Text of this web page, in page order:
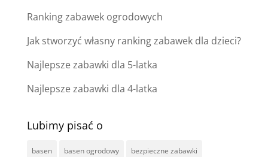
Ranking zabawek ogrodowych
Jak stworzyć własny ranking zabawek dla dzieci?
Najlepsze zabawki dla 5-latka
Najlepsze zabawki dla 4-latka
Lubimy pisać o
basen basen ogrodowy bezpieczne zabawki